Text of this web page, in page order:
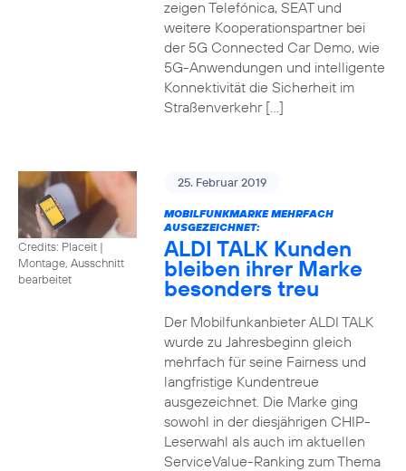
zeigen Telefónica, SEAT und
weitere Kooperationspartner bei
der 5G Connected Car Demo, wie
5G-Anwendungen und intelligente
Konnektivität die Sicherheit im
Straßenverkehr […]
Credits: Placeit |
Montage, Ausschnitt
bearbeitet
25. Februar 2019
MOBILFUNKMARKE MEHRFACH
AUSGEZEICHNET:
ALDI TALK Kunden
bleiben ihrer Marke
besonders treu
Der Mobilfunkanbieter ALDI TALK
wurde zu Jahresbeginn gleich
mehrfach für seine Fairness und
langfristige Kundentreue
ausgezeichnet. Die Marke ging
sowohl in der diesjährigen CHIP-
Leserwahl als auch im aktuellen
ServiceValue-Ranking zum Thema